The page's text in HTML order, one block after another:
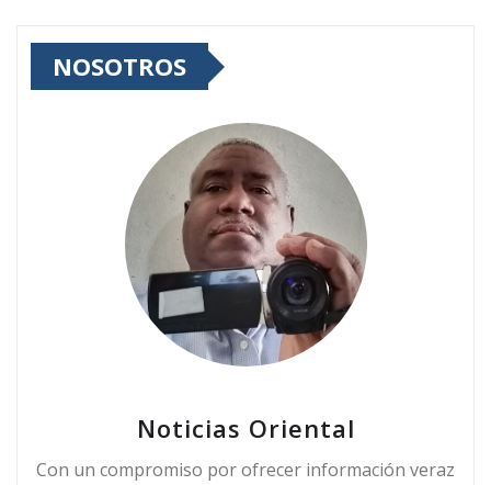
NOSOTROS
Noticias Oriental
Con un compromiso por ofrecer información veraz